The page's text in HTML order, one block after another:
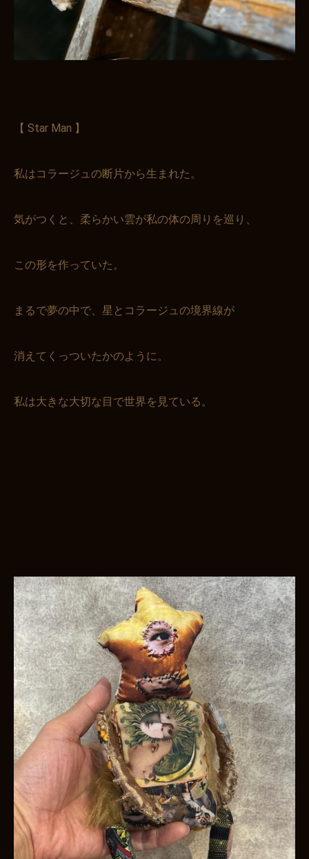
【 Star Man 】
私はコラージュの断片から生まれた。
気がつくと、柔らかい雲が私の体の周りを巡り、
この形を作っていた。
まるで夢の中で、星とコラージュの境界線が
消えてくっついたかのように。
私は大きな大切な目で世界を見ている。